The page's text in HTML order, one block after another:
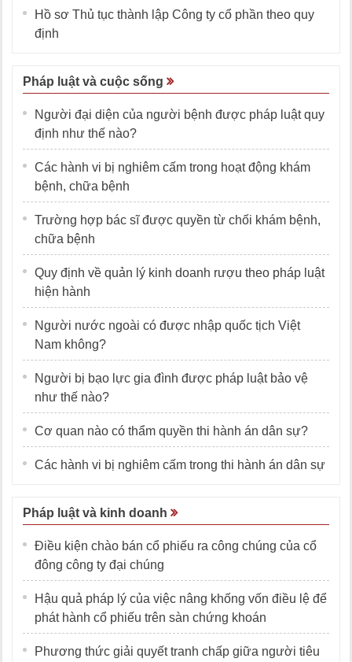
Hồ sơ Thủ tục thành lập Công ty cổ phần theo quy
định
Pháp luật và cuộc sống
Người đại diện của người bệnh được pháp luật quy
định như thế nào?
Các hành vi bị nghiêm cấm trong hoạt động khám
bệnh, chữa bệnh
Trường hợp bác sĩ được quyền từ chối khám bệnh,
chữa bệnh
Quy định về quản lý kinh doanh rượu theo pháp luật
hiện hành
Người nước ngoài có được nhập quốc tịch Việt
Nam không?
Người bị bạo lực gia đình được pháp luật bảo vệ
như thế nào?
Cơ quan nào có thẩm quyền thi hành án dân sự?
Các hành vi bị nghiêm cấm trong thi hành án dân sự
Pháp luật và kinh doanh
Điều kiện chào bán cổ phiếu ra công chúng của cổ
đông công ty đại chúng
Hậu quả pháp lý của việc nâng khống vốn điều lệ để
phát hành cổ phiếu trên sàn chứng khoán
Phương thức giải quyết tranh chấp giữa người tiêu